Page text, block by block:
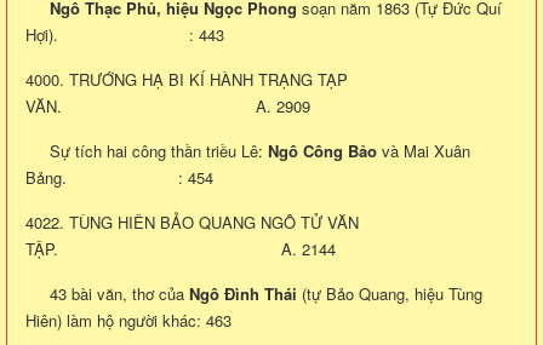
Ngô Thạc Phủ, hiệu Ngọc Phong soạn năm 1863 (Tự Đức Quí
Hợi). : 443
4000. TRƯỚNG HẠ BI KÍ HÀNH TRẠNG TẠP
VĂN. A. 2909
Sự tích hai công thần triều Lê: Ngô Công Bảo và Mai Xuân
Bảng. : 454
4022. TÙNG HIÊN BẢO QUANG NGÔ TỬ VĂN
TẬP. A. 2144
43 bài văn, thơ của Ngô Đình Thái (tự Bảo Quang, hiệu Tùng
Hiên) làm hộ người khác: 463